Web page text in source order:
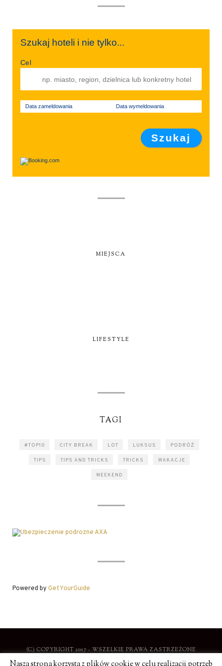
Szukaj hoteli i nie tylko...
Cel
Data zameldowania Data wymeldowania
MIEJSCA
LIFESTYLE
TAGI
#TOP10 CITY BREAK LOT LUKSUS PODRÓŻ
TIPS TIPS AND TRICKS TRICKS WAKACJE
WEEKEND
Powered byGetYourGuide
(C) COPYRIGHT 2017 - WSZELKIE PRAWA ZASTRZEŻONE